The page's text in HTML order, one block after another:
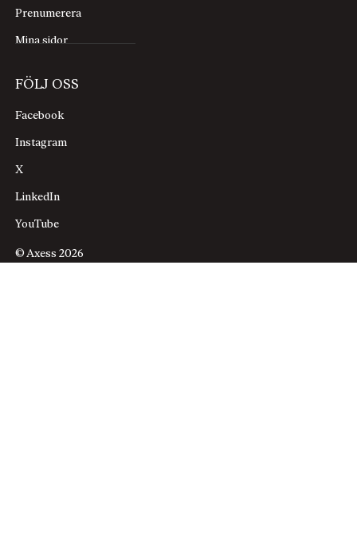
Prenumerera
Mina sidor
FÖLJ OSS
Facebook
Instagram
X
LinkedIn
YouTube
© Axess 2026